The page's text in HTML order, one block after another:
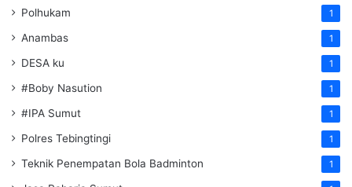
Polhukam 1
Anambas 1
DESA ku 1
#Boby Nasution 1
#IPA Sumut 1
Polres Tebingtingi 1
Teknik Penempatan Bola Badminton 1